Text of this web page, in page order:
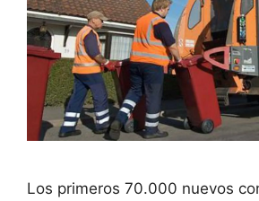
Los primeros 70.000 nuevos